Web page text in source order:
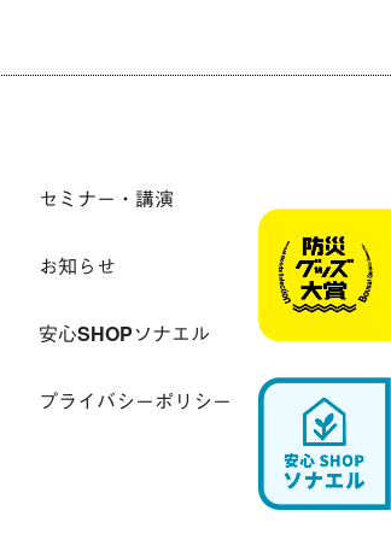
セミナー・講演
お知らせ
安心SHOPソナエル
プライバシーポリシー